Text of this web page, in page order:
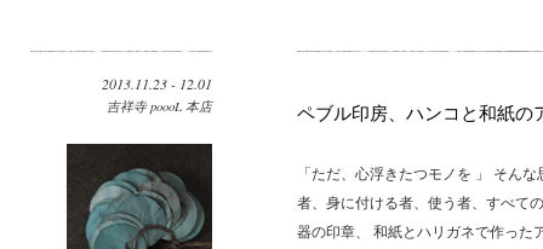
2013.11.23 - 12.01
吉祥寺 poooL 本店 ペブル印房、ハンコと和紙の
「ただ、心浮きたつモノを 」 そん
者、身に付ける者、使う者、すべて
器の印章、 和紙とハリガネで作った